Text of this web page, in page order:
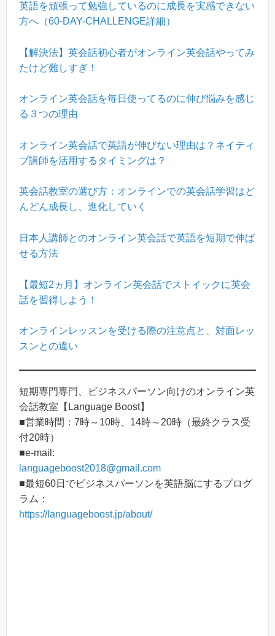
英語を頑張って勉強しているのに成長を実感できない
方へ（60-DAY-CHALLENGE詳細）
【解決法】英会話初心者がオンライン英会話やってみ
たけど難しすぎ！
オンライン英会話を毎日使ってるのに伸び悩みを感じ
る３つの理由
オンライン英会話で英語が伸びない理由は？ネイティ
ブ講師を活用するタイミングは？
英会話教室の選び方：オンラインでの英会話学習はど
んどん成長し、進化していく
日本人講師とのオンライン英会話で英語を短期で伸ば
せる方法
【最短2ヵ月】オンライン英会話でストイックに英会
話を習得しよう！
オンラインレッスンを受ける際の注意点と、対面レッ
スンとの違い
短期専門専門、ビジネスパーソン向けのオンライン英
会話教室【Language Boost】
■営業時間：7時～10時、14時～20時（最終クラス受
付20時）
■e-mail:
languageboost2018@gmail.com
■最短60日でビジネスパーソンを英語脳にするプログ
ラム：
https://languageboost.jp/about/